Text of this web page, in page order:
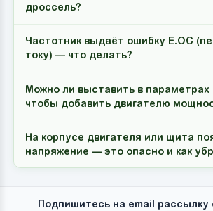
дроссель?
Частотник выдаёт ошибку E.OC
току) — что делать?
Можно ли выставить в параметрах
чтобы добавить двигателю
На корпусе двигателя или щита
напряжение — это опасно и как
Подпишитесь на email рассылку